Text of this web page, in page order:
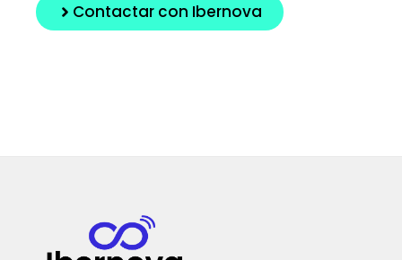
Contactar con Ibernova